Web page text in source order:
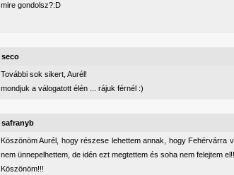
mire gondolsz?:D
seco
További sok sikert, Aurél!
mondjuk a válogatott élén ... rájuk férnél :)
safranyb
Köszönöm Aurél, hogy részese lehettem annak, hogy Fehérvárra
nem ünnepelhettem, de idén ezt megtettem és soha nem felejtem
Köszönöm!!!